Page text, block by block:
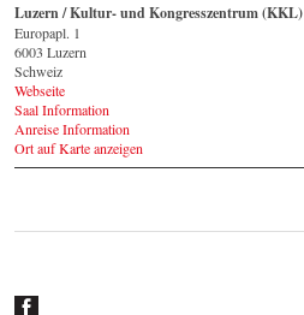
Luzern / Kultur- und Kongresszentrum (KKL)
Europapl. 1
6003 Luzern
Schweiz
Webseite
Saal Information
Anreise Information
Ort auf Karte anzeigen